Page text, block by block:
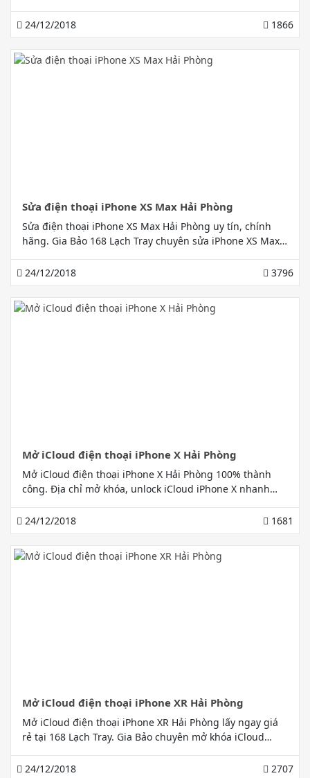
24/12/2018
1866
Sửa điện thoại iPhone XS Max Hải Phòng
Sửa điện thoại iPhone XS Max Hải Phòng uy tín, chính
hãng. Gia Bảo 168 Lạch Tray chuyên sửa iPhone XS Max
24/12/2018
3796
Mở iCloud điện thoại iPhone X Hải Phòng
Mở iCloud điện thoại iPhone X Hải Phòng 100% thành
công. Địa chỉ mở khóa, unlock iCloud iPhone X nhanh
24/12/2018
1681
Mở iCloud điện thoại iPhone XR Hải Phòng
Mở iCloud điện thoại iPhone XR Hải Phòng lấy ngay giá
rẻ tại 168 Lạch Tray. Gia Bảo chuyên mở khóa iCloud
24/12/2018
2707